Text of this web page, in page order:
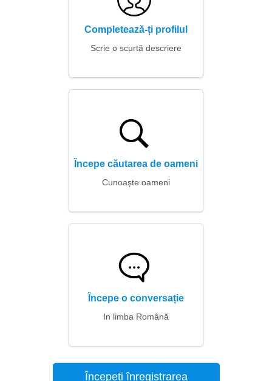
Completează-ți profilul
Scrie o scurtă descriere
Începe căutarea de oameni
Cunoaște oameni
Începe o conversație
In limba Română
Începeți înregistrarea